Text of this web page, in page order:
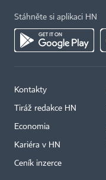
Stáhněte si aplikaci HN
Kontakty
Tiráž redakce HN
Economia
Kariéra v HN
Ceník inzerce